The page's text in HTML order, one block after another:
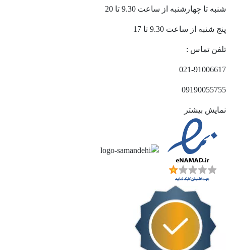
شنبه تا چهارشنبه از ساعت 9.30 تا 20
پنج شنبه از ساعت 9.30 تا 17
تلفن تماس :
021-91006617
09190055755
نمایش بیشتر